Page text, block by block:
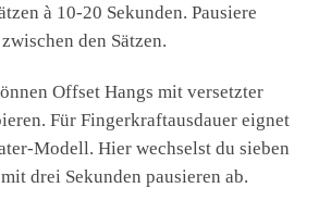
à 10-20 Sekunden. Pausiere
den Sätzen.
Offset Hangs mit versetzter
Für Fingerkraftausdauer eignet
Modell. Hier wechselst du sieben
drei Sekunden pausieren ab.